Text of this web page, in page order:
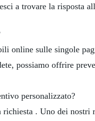
a trovare la risposta
online sulle singole
possiamo offrire
personalizzato?
. Uno dei nostri